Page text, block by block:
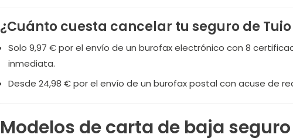
¿Cuánto cuesta cancelar tu seguro de
Solo 9,97 € por el envío de un burofax electrónico con 8
inmediata.
Desde 24,98 € por el envío de un burofax postal con acuse de
Modelos de carta de baja